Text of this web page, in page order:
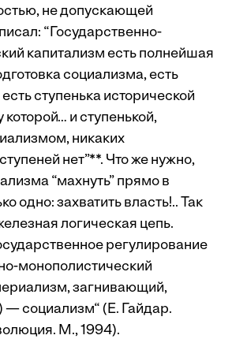
не допускающей
“Государственно-
капитализм есть полнейшая
социализма, есть
ступенька исторической
и ступенькой,
никаких
нет”**. Что же нужно,
“махнуть” прямо в
одно: захватить власть!.. Так
логическая цепь.
регулирование
монополистический
загнивающий,
— социализм“ (Е. Гайдар.
М., 1994).